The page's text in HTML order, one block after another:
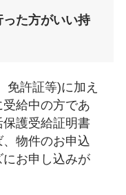
た方がいい持
免許証等)に加え
給中の方であ
護受給証明書
物件のお申込
お申し込みが